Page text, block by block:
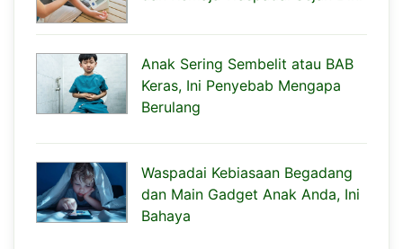
Anak Sering Sembelit atau BAB
Keras, Ini Penyebab Mengapa
Berulang
Waspadai Kebiasaan Begadang
dan Main Gadget Anak Anda, Ini
Bahaya